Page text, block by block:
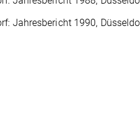
Jahresbericht 1990,